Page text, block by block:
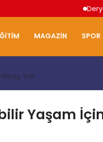
Derya
MAGAZIN SPOR
Var
Yaşam